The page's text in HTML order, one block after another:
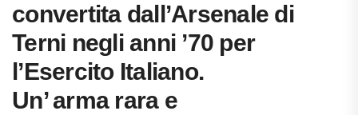
convertita dall’Arsenale di
Terni negli anni ’70 per
l’Esercito Italiano.
Un’ arma rara e